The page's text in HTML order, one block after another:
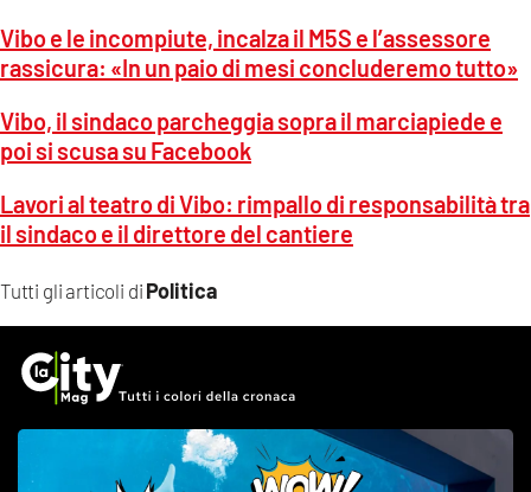
Tutti gli articoli di Politica
Vibo e le incompiute, incalza il M5S e l’assessore
rassicura: «In un paio di mesi concluderemo tutto»
Vibo, il sindaco parcheggia sopra il marciapiede e
poi si scusa su Facebook
Lavori al teatro di Vibo: rimpallo di responsabilità tra
il sindaco e il direttore del cantiere